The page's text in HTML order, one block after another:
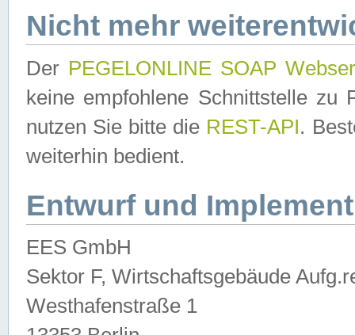
Nicht mehr
Der PEGELONLINE SOAP
keine empfohlene Schnittstelle zu
nutzen Sie bitte die REST-API.
weiterhin bedient.
Entwurf und
EES GmbH
Sektor F, Wirtschaftsgebäude
Westhafenstraße 1